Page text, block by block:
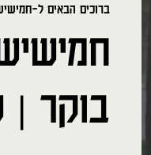
ברוכים הבאים ל-
בוקר |